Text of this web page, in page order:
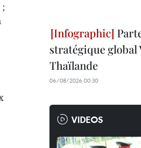
stratégique global
Thaïlande
06/08/2026 00:30
VIDEOS